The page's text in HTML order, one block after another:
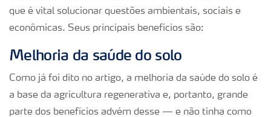
que é vital solucionar questões ambientais, sociais e
econômicas. Seus principais benefícios são:
Melhoria da saúde do solo
Como já foi dito no artigo, a melhoria da saúde do solo é
a base da agricultura regenerativa e, portanto, grande
parte dos benefícios advém desse — e não tinha como